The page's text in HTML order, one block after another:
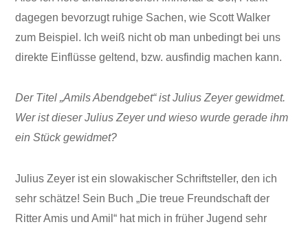
dagegen bevorzugt ruhige Sachen, wie Scott Walker
zum Beispiel. Ich weiß nicht ob man unbedingt bei uns
direkte Einflüsse geltend, bzw. ausfindig machen kann.
Der Titel „Amils Abendgebet“ ist Julius Zeyer gewidmet.
Wer ist dieser Julius Zeyer und wieso wurde gerade ihm
ein Stück gewidmet?
Julius Zeyer ist ein slowakischer Schriftsteller, den ich
sehr schätze! Sein Buch „Die treue Freundschaft der
Ritter Amis und Amil“ hat mich in früher Jugend sehr